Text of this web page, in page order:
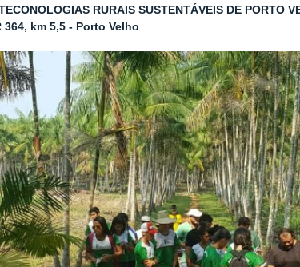
RURAIS SUSTENTÁVEIS DE PORTO
km 5,5 - Porto Velho